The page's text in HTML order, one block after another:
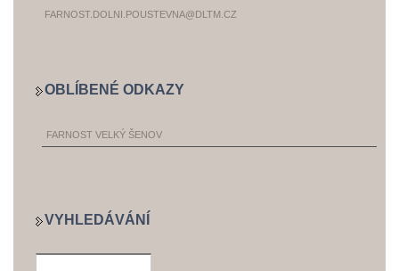
FARNOST.DOLNI.POUSTEVNA@DLTM.CZ
OBLÍBENÉ ODKAZY
FARNOST VELKÝ ŠENOV
VYHLEDÁVÁNÍ